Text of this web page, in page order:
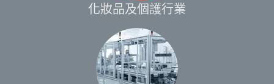
化妝品及個護行業